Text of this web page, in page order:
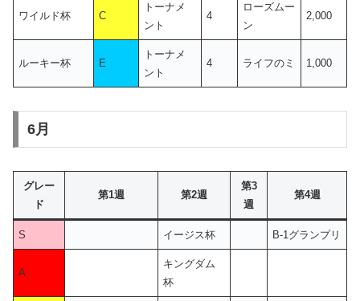
ワイルド杯 C
トーナメ
ント
4
ローズムー
ン
2,000
ルーキー杯 E
トーナメ
ント
4 ライフのミ 1,000
6月
グレー
ド
第1週 第2週
第3
週
第4週
S イージス杯 B-1グランプリ
A
キングダム
杯